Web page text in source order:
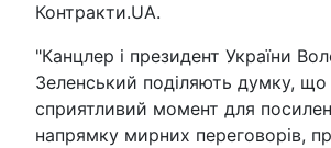
Контракти.UA.
"Канцлер і президент України
Зеленський поділяють думку, що
сприятливий момент для
напрямку мирних переговорів,